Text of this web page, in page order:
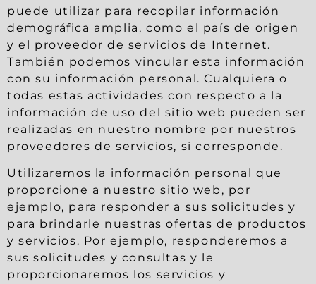
puede utilizar para recopilar información
demográfica amplia, como el país de origen
y el proveedor de servicios de Internet.
También podemos vincular esta información
con su información personal. Cualquiera o
todas estas actividades con respecto a la
información de uso del sitio web pueden ser
realizadas en nuestro nombre por nuestros
proveedores de servicios, si corresponde.
Utilizaremos la información personal que
proporcione a nuestro sitio web, por
ejemplo, para responder a sus solicitudes y
para brindarle nuestras ofertas de productos
y servicios. Por ejemplo, responderemos a
sus solicitudes y consultas y le
proporcionaremos los servicios y